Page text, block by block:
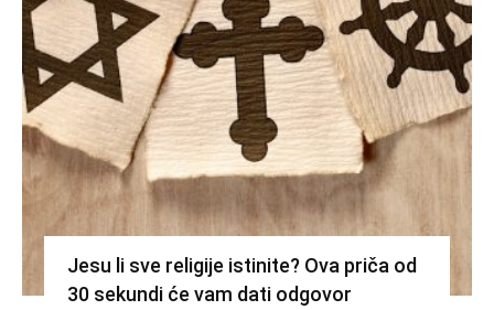
Jesu li sve religije istinite? Ova priča od
30 sekundi će vam dati odgovor